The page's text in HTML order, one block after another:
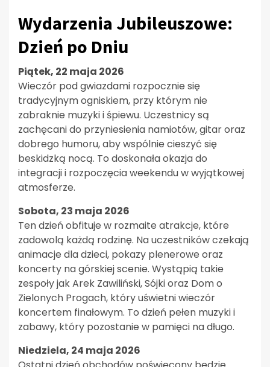
Wydarzenia Jubileuszowe:
Dzień po Dniu
Piątek, 22 maja 2026
Wieczór pod gwiazdami rozpocznie się
tradycyjnym ogniskiem, przy którym nie
zabraknie muzyki i śpiewu. Uczestnicy są
zachęcani do przyniesienia namiotów, gitar oraz
dobrego humoru, aby wspólnie cieszyć się
beskidzką nocą. To doskonała okazja do
integracji i rozpoczęcia weekendu w wyjątkowej
atmosferze.
Sobota, 23 maja 2026
Ten dzień obfituje w rozmaite atrakcje, które
zadowolą każdą rodzinę. Na uczestników czekają
animacje dla dzieci, pokazy plenerowe oraz
koncerty na górskiej scenie. Wystąpią takie
zespoły jak Arek Zawiliński, Sójki oraz Dom o
Zielonych Progach, który uświetni wieczór
koncertem finałowym. To dzień pełen muzyki i
zabawy, który pozostanie w pamięci na długo.
Niedziela, 24 maja 2026